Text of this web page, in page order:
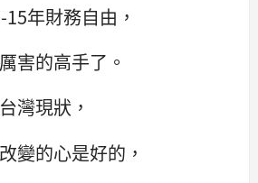
年財務自由，
害的高手了。
灣現狀，
變的心是好的，